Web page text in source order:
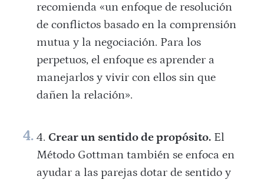
recomienda «un enfoque de resolución
de conflictos basado en la comprensión
mutua y la negociación. Para los
perpetuos, el enfoque es aprender a
manejarlos y vivir con ellos sin que
dañen la relación».
Crear un sentido de propósito.El
Método Gottman también se enfoca en
ayudar a las parejas dotar de sentido y